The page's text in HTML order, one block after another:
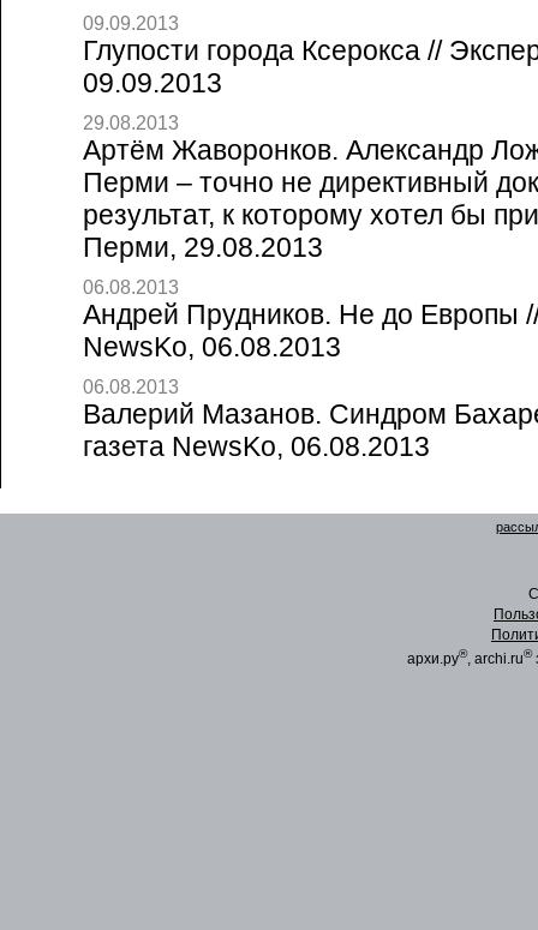
09.09.2013
Глупости города Ксерокса //
09.09.2013
29.08.2013
Артём Жаворонков. Александр
Перми – точно не директивный
результат, к которому хотел бы
Перми, 29.08.2013
06.08.2013
Андрей Прудников. Не до Европы
NewsKo, 06.08.2013
06.08.2013
Валерий Мазанов. Синдром
газета NewsKo, 06.08.2013
архи.ру®, archi.ru®